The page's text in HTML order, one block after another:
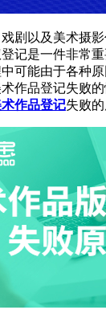
剧以及美术摄
记是一件非常
可能由于各种
作品登记失败
术作品登记失败的